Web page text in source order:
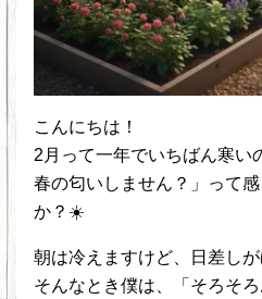
こんにちは！
2月って一年でいちばん寒い
春の匂いしません？」って
か？☀️
朝は冷えますけど、日差し
そんなとき僕は、「そろそ